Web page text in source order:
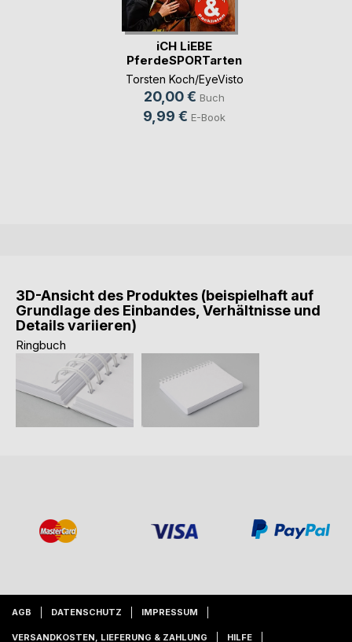
iCH LiEBE
PferdeSPORTarten
Torsten Koch/EyeVisto
20,00 € Buch
9,99 € E-Book
3D-Ansicht des Produktes (beispielhaft auf
Grundlage des Einbandes, Verhältnisse und
Details variieren)
Ringbuch
AGB DATENSCHUTZ IMPRESSUM
VERSANDKOSTEN, LIEFERUNG & ZAHLUNG HILFE